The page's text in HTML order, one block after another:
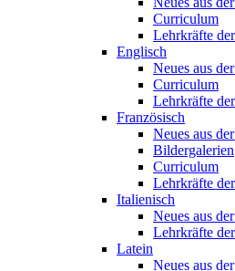
Curriculum
Lehrkräfte
Englisch
Neues aus
Curriculum
Lehrkräfte
Französisch
Neues aus
Bildergalerien
Curriculum
Lehrkräfte
Italienisch
Neues aus
Lehrkräfte
Latein
Neues aus